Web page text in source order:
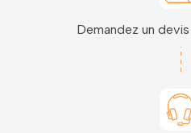
Demandez un